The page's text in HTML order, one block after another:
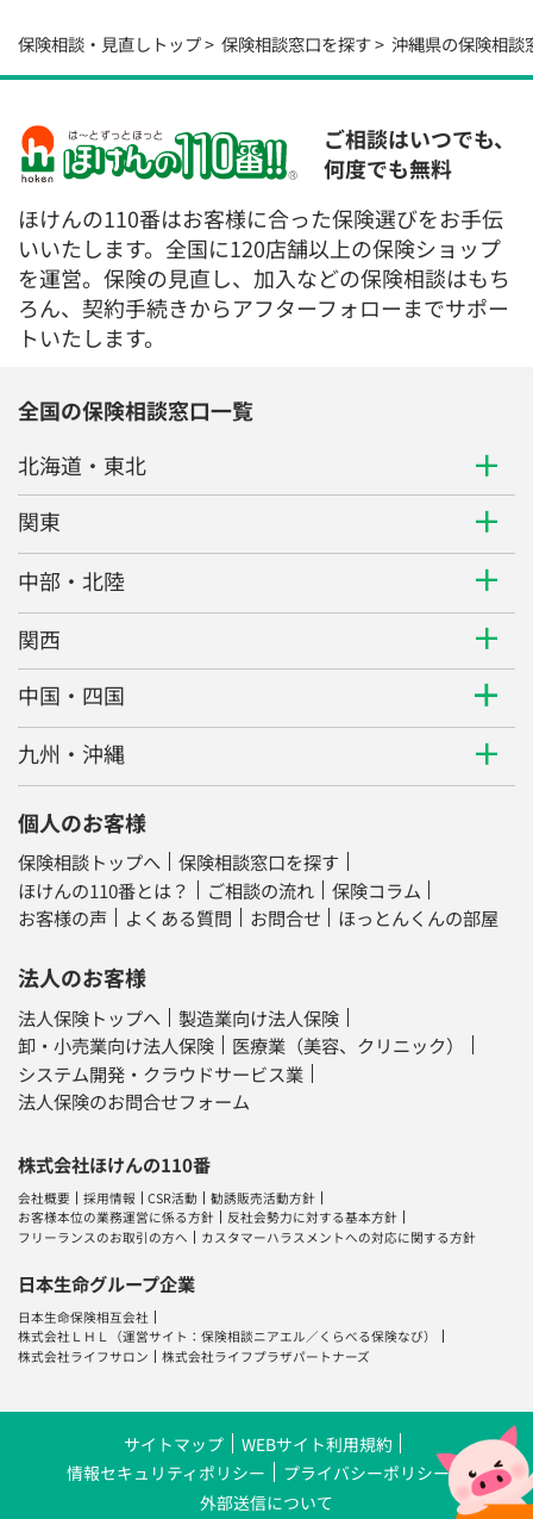
保険相談・見直しトップ 保険相談窓口を探す 沖縄県の保険相談
ご相談はいつでも、
何度でも無料
ほけんの110番はお客様に合った保険選びをお手伝
いいたします。全国に120店舗以上の保険ショップ
を運営。保険の見直し、加入などの保険相談はもち
ろん、契約手続きからアフターフォローまでサポー
トいたします。
全国の保険相談窓口一覧
北海道・東北
関東
中部・北陸
関西
中国・四国
九州・沖縄
個人のお客様
保険相談トップへ
保険相談窓口を探す
ほけんの110番とは？
ご相談の流れ
保険コラム
お客様の声
よくある質問 お問合せ ほっとんくんの部屋
法人のお客様
法人保険トップへ
製造業向け法人保険
卸・小売業向け法人保険
医療業（美容、クリニック）
システム開発・クラウドサービス業
法人保険のお問合せフォーム
株式会社ほけんの110番
会社概要 採用情報 CSR活動
勧誘販売活動方針
お客様本位の業務運営に係る方針
反社会勢力に対する基本方針
フリーランスのお取引の方へ
カスタマーハラスメントへの対応に関する方針
日本生命グループ企業
日本生命保険相互会社
株式会社ＬＨＬ （運営サイト：保険相談ニアエル／ くらべる保険なび）
株式会社ライフサロン
株式会社ライフプラザパートナーズ
サイトマップ
WEBサイト利用規約
情報セキュリティポリシー
プライバシーポリシー
外部送信について